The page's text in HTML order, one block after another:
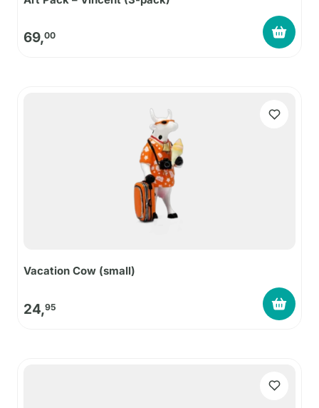
69,00
Vacation Cow (small)
24,95